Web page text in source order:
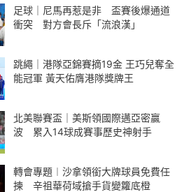
足球｜尼馬再惹是非 盃賽後爆通道
衝突 對方會長斥「流浪漢」
跳繩｜港隊亞錦賽摘19金 王巧兒奪全
能冠軍 黃天佑膺港隊獎牌王
北美聯賽盃｜美斯領國際邁亞密贏
波 累入14球成賽事歷史神射手
轉會專題︱沙拿領銜大牌球員免費任
揀 辛祖華荷域搶手貨變籮底橙